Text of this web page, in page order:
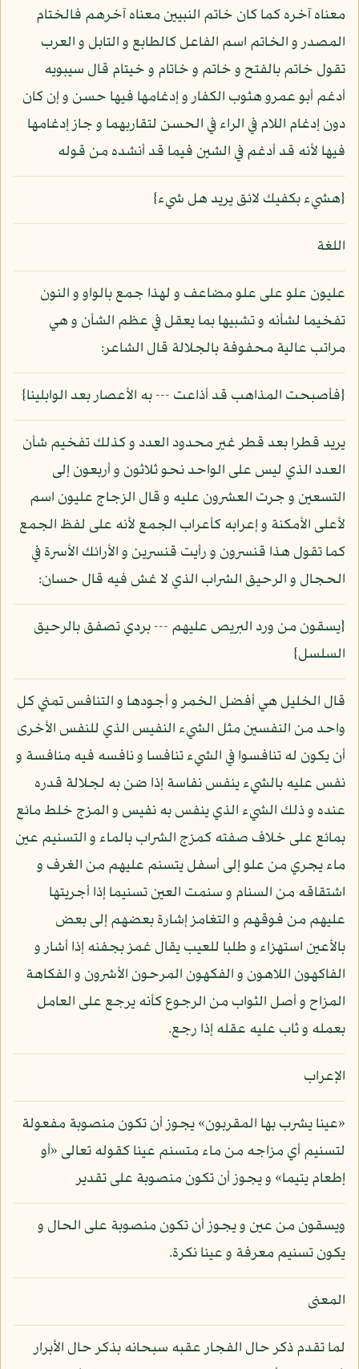
معناه آخره كما كان خاتم النبيين معناه آخرهم فالختام
المصدر و الخاتم اسم الفاعل كالطابع و التابل و العرب
تقول خاتم بالفتح و خاتم و خاتام و خيتام قال سيبويه
أدغم أبو عمرو هثوب الكفار و إدغامها فيها حسن و إن كان
دون إدغام اللام في الراء في الحسن لتقاربهما و جاز إدغامها
فيها لأنه قد أدغم في الشين فيما قد أنشده من قوله
{هشيء بكفيك لائق يريد هل شيء}
اللغة
عليون علو على علو مضاعف و لهذا جمع بالواو و النون
تفخيما لشأنه و تشبيها بما يعقل في عظم الشأن و هي
مراتب عالية محفوفة بالجلالة قال الشاعر:
{فأصبحت المذاهب قد أذاعت --- به الأعصار بعد الوابلينا}
يريد قطرا بعد قطر غير محدود العدد و كذلك تفخيم شأن
العدد الذي ليس على الواحد نحو ثلاثون و أربعون إلى
التسعين و جرت العشرون عليه و قال الزجاج عليون اسم
لأعلى الأمكنة و إعرابه كأعراب الجمع لأنه على لفظ الجمع
كما تقول هذا قنسرون و رأيت قنسرين و الأرائك الأسرة في
الحجال و الرحيق الشراب الذي لا غش فيه قال حسان:
{يسقون من ورد البريص عليهم --- بردي تصفق بالرحيق
السلسل}
قال الخليل هي أفضل الخمر و أجودها و التنافس تمني كل
واحد من النفسين مثل الشيء النفيس الذي للنفس الأخرى
أن يكون له تنافسوا في الشيء تنافسا و نافسه فيه منافسة و
نفس عليه بالشيء ينفس نفاسة إذا ضن به لجلالة قدره
عنده و ذلك الشيء الذي ينفس به نفيس و المزج خلط مائع
بمائع على خلاف صفته كمزج الشراب بالماء و التسنيم عين
ماء يجري من علو إلى أسفل يتسنم عليهم من الغرف و
اشتقاقه من السنام و سنمت العين تسنيما إذا أجريتها
عليهم من فوقهم و التغامز إشارة بعضهم إلى بعض
بالأعين استهزاء و طلبا للعيب يقال غمز بجفنه إذا أشار و
الفاكهون اللاهون و الفكهون المرحون الأشرون و الفكاهة
المزاح و أصل الثواب من الرجوع كأنه يرجع على العامل
بعمله و ثاب عليه عقله إذا رجع.
الإعراب
«عينا يشرب بها المقربون» يجوز أن تكون منصوبة مفعولة
لتسنيم أي مزاجه من ماء متسنم عينا كقوله تعالى «أو
إطعام يتيما» و يجوز أن تكون منصوبة على تقدير
ويسقون من عين و يجوز أن تكون منصوبة على الحال و
يكون تسنيم معرفة و عينا نكرة.
المعنى
لما تقدم ذكر حال الفجار عقبه سبحانه بذكر حال الأبرار